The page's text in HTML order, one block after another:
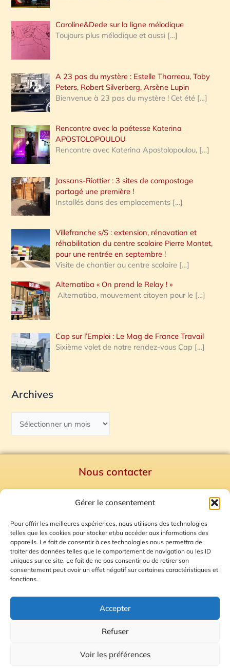
Gérer le consentement
Pour offrir les meilleures expériences, nous utilisons des technologies
telles que les cookies pour stocker et/ou accéder aux informations des
appareils. Le fait de consentir à ces technologies nous permettra de
traiter des données telles que le comportement de navigation ou les ID
uniques sur ce site. Le fait de ne pas consentir ou de retirer son
consentement peut avoir un effet négatif sur certaines caractéristiques et
fonctions.
Accepter
Refuser
Voir les préférences
Caroline&Dede sur la ligne mélodique
Toujours plus mélodique et aussi […]
A 23 pas du mystère : Estelle Tharreau, Toby
Peters, Robert Silverberg, Arsène Lupin
Bienvenue à 23 pas du mystère ! Cet été […]
Rencontre avec la poétesse Katerina
APOSTOLOPOULOU
Rencontre avec Katerina Apostolopoulou, […]
Jassans-Riottier : 3 sites de compostage
partagé une première !
Installés dans des emplacements […]
Villefranche s/S : extension, rénovation et
réhabilitation du centre scolaire Pierre Montet,
pour une rentrée en septembre !
Visite de chantier au centre scolaire […]
Alternatiba « On prend le Relay ! »
Alternatiba, mouvement citoyen pour le […]
Cap sur l’Emploi : Le Mag de France Travail
Sixième volet de notre rendez-vous Cap […]
Archives
Nous contacter
Mentions Légales
Plan du site
Gestion des Cookies
© 2026 Radio Calade